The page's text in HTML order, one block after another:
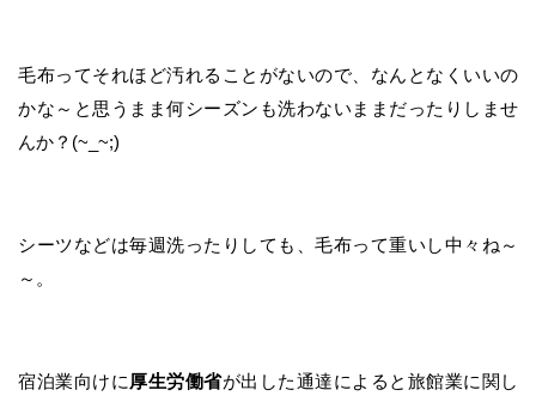
毛布ってそれほど汚れることがないので、なんとなくいいの
かな～と思うまま何シーズンも洗わないままだったりしませ
んか？(~_~;)
シーツなどは毎週洗ったりしても、毛布って重いし中々ね～
～。
宿泊業向けに厚生労働省が出した通達によると旅館業に関し